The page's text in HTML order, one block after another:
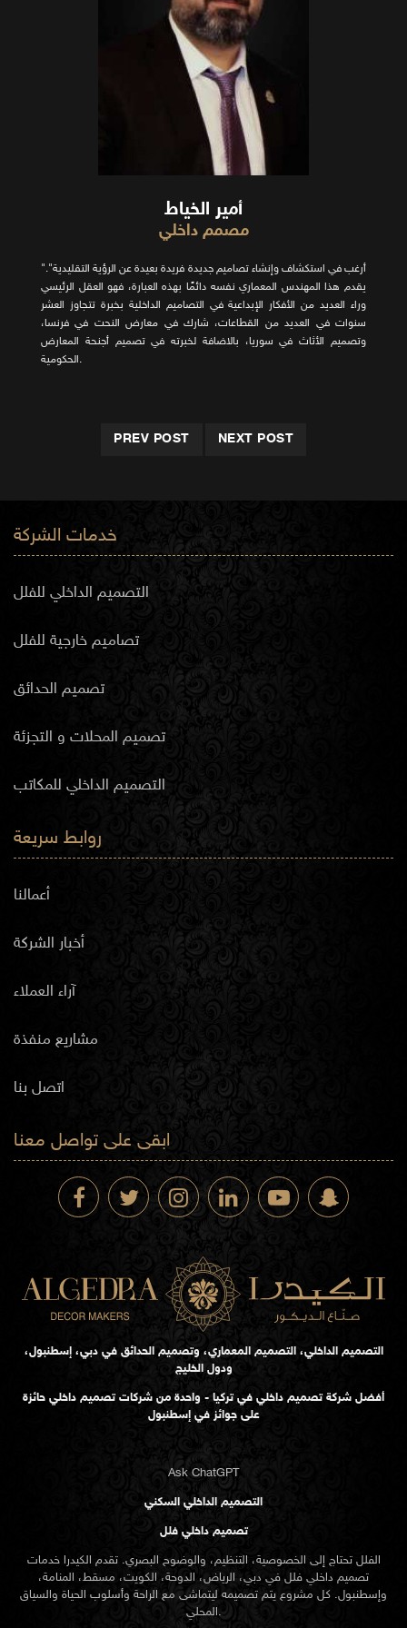
أمير الخياط
مصمم داخلي
"أرغب في استكشاف وإنشاء تصاميم جديدة فريدة بعيدة عن الرؤية التقليدية".
يقدم هذا المهندس المعماري نفسه دائمًا بهذه العبارة، فهو العقل الرئيسي
وراء العديد من الأفكار الإبداعية في التصاميم الداخلية بخبرة تتجاوز العشر
سنوات في العديد من القطاعات، شارك في معارض النحت في فرنسا،
وتصميم الأثاث في سوريا، بالاضافة لخبرته في تصميم أجنحة المعارض
الحكومية.
PREV POST NEXT POST
خدمات الشركة
التصميم الداخلي للفلل
تصاميم خارجية للفلل
تصميم الحدائق
تصميم المحلات و التجزئة
التصميم الداخلي للمكاتب
روابط سريعة
أعمالنا
أخبار الشركة
آراء العملاء
مشاريع منفذة
اتصل بنا
ابقى على تواصل معنا
التصميم الداخلي، التصميم المعماري، وتصميم الحدائق في دبي، إسطنبول،
ودول الخليج
أفضل شركة تصميم داخلي في تركيا - واحدة من شركات تصميم داخلي حائزة
على جوائز في إسطنبول
Ask ChatGPT
التصميم الداخلي السكني
تصميم داخلي فلل
الفلل تحتاج إلى الخصوصية، التنظيم، والوضوح البصري. تقدم الكيدرا خدمات
تصميم داخلي فلل في دبي، الرياض، الدوحة، الكويت، مسقط، المنامة،
وإسطنبول. كل مشروع يتم تصميمه ليتماشى مع الراحة وأسلوب الحياة والسياق
المحلي.